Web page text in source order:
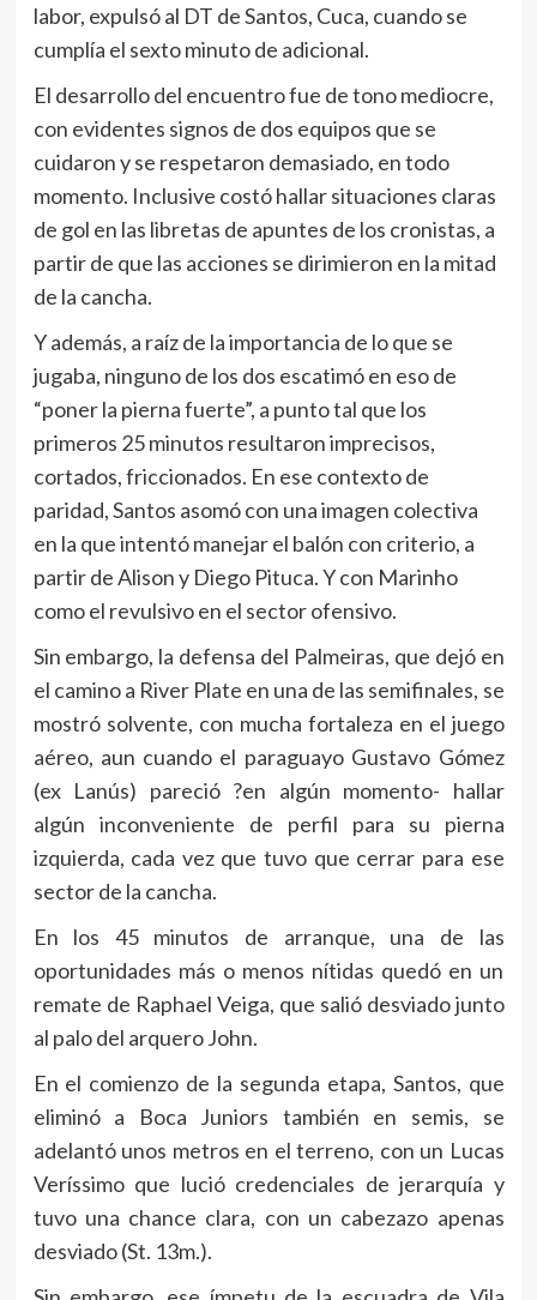
labor, expulsó al DT de Santos, Cuca, cuando se
cumplía el sexto minuto de adicional.
El desarrollo del encuentro fue de tono mediocre,
con evidentes signos de dos equipos que se
cuidaron y se respetaron demasiado, en todo
momento. Inclusive costó hallar situaciones claras
de gol en las libretas de apuntes de los cronistas, a
partir de que las acciones se dirimieron en la mitad
de la cancha.
Y además, a raíz de la importancia de lo que se
jugaba, ninguno de los dos escatimó en eso de
“poner la pierna fuerte”, a punto tal que los
primeros 25 minutos resultaron imprecisos,
cortados, friccionados. En ese contexto de
paridad, Santos asomó con una imagen colectiva
en la que intentó manejar el balón con criterio, a
partir de Alison y Diego Pituca. Y con Marinho
como el revulsivo en el sector ofensivo.
Sin embargo, la defensa del Palmeiras, que dejó en
el camino a River Plate en una de las semifinales, se
mostró solvente, con mucha fortaleza en el juego
aéreo, aun cuando el paraguayo Gustavo Gómez
(ex Lanús) pareció ?en algún momento- hallar
algún inconveniente de perfil para su pierna
izquierda, cada vez que tuvo que cerrar para ese
sector de la cancha.
En los 45 minutos de arranque, una de las
oportunidades más o menos nítidas quedó en un
remate de Raphael Veiga, que salió desviado junto
al palo del arquero John.
En el comienzo de la segunda etapa, Santos, que
eliminó a Boca Juniors también en semis, se
adelantó unos metros en el terreno, con un Lucas
Veríssimo que lució credenciales de jerarquía y
tuvo una chance clara, con un cabezazo apenas
desviado (St. 13m.).